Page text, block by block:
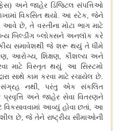
) અને જાહેર ડિજિટલ સંપત્તિઓ
વિકસિત થયો.આ સ્ટેક, જેને
છે, તે વસ્તીના મોટા ભાગ માટે
બિલ્ડીંગ બ્લોક્સને અનલૉક કરે
સમાવેશથી જે શરૂ થયું તે ધીમે
આરોગ્ય, શિક્ષણ, કૌશલ્ય અને
માટે વિસ્તૃત થયું. આ સિસ્ટમો
સાથે કામ કરવા માટે રચાયેલ છે.
સંગ્રહ નથી, પરંતુ એક સંકલિત
અને જાહેર સેવા વિતરણને
વિકસાવવામાં આવ્યું હોવા છતાં, આ
છે, જે તેને રાષ્ટ્રીય સીમાઓની